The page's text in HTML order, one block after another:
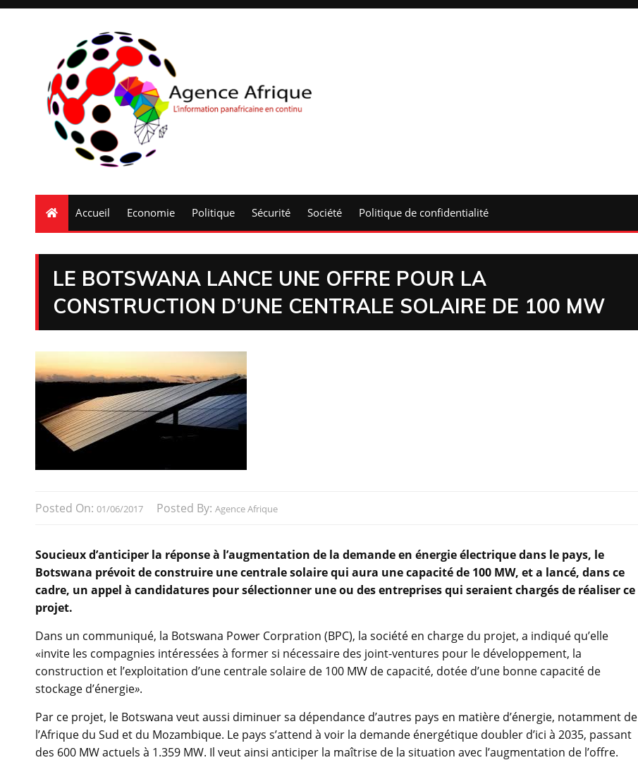
Accueil Economie Politique Sécurité Société Politique de confidentialité
LE BOTSWANA LANCE UNE OFFRE POUR LA
CONSTRUCTION D’UNE CENTRALE SOLAIRE DE 100 MW
Posted On: 01/06/2017 Posted By: Agence Afrique
Soucieux d’anticiper la réponse à l’augmentation de la demande en énergie électrique dans le pays, le
Botswana prévoit de construire une centrale solaire qui aura une capacité de 100 MW, et a lancé, dans ce
cadre, un appel à candidatures pour sélectionner une ou des entreprises qui seraient chargés de réaliser ce
projet.
Dans un communiqué, la Botswana Power Corpration (BPC), la société en charge du projet, a indiqué qu’elle
«invite les compagnies intéressées à former si nécessaire des joint-ventures pour le développement, la
construction et l’exploitation d’une centrale solaire de 100 MW de capacité, dotée d’une bonne capacité de
stockage d’énergie».
Par ce projet, le Botswana veut aussi diminuer sa dépendance d’autres pays en matière d’énergie, notamment de
l’Afrique du Sud et du Mozambique. Le pays s’attend à voir la demande énergétique doubler d’ici à 2035, passant
des 600 MW actuels à 1.359 MW. Il veut ainsi anticiper la maîtrise de la situation avec l’augmentation de l’offre.